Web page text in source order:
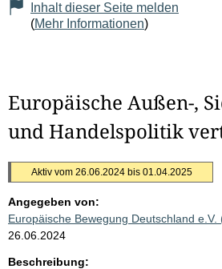
Inhalt dieser Seite melden
(Mehr Informationen)
Europäische Außen-,
und Handelspolitik
Aktiv vom 26.06.2024 bis 01.04.2025
Angegeben von:
Europäische Bewegung Deutschland e.V.
26.06.2024
Beschreibung: